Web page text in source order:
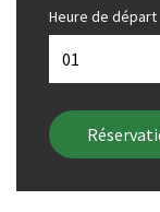
Heure de départ